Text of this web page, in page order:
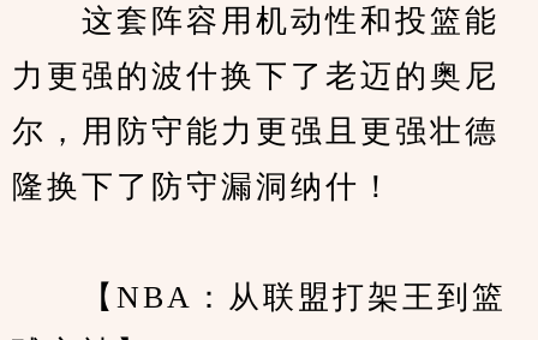
这套阵容用机动性和投篮能
力更强的波什换下了老迈的奥尼
尔，用防守能力更强且更强壮德
隆换下了防守漏洞纳什！
【NBA：从联盟打架王到篮